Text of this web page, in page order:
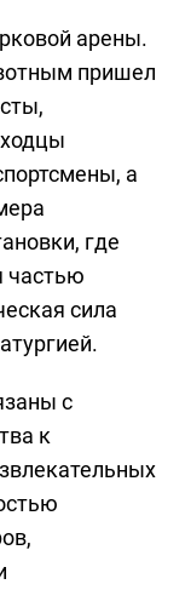
арены.
пришел
а
где
частью
сила
с
к